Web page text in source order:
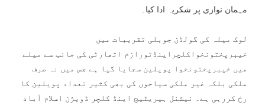
مہمان نوازی پر شکریہ ادا کیا۔
لوک میلہ کی گولڈن جوبلی تقریبات میں
خیبرپختونخواکلچراینڈٹورازم اتھارٹی کی جانب سے میلے
میں خیبرپختونخوا پویلین سجایا گیا ہے جس میں نہ صرف
ملکی بلکہ غیر ملکی سیاحوں کی بھی کثیر تعداد پویلین کا
رخ کررہی ہے۔ نیشنل ہیریٹیج اینڈ کلچر ڈویژن اسلام آباد